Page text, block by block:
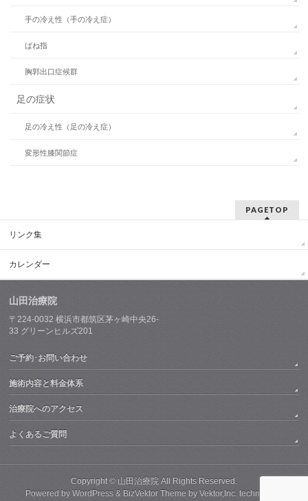
手の冷え性（手の冷え症）
ばね指
胸郭出口症候群
足の症状
足の冷え性（足の冷え症）
変形性膝関節症
PAGETOP
リンク集
カレンダー
山田治療院
〒224-0032 横浜市都筑区茅ヶ崎中央26-
33 グリーンヒルズ201
ご予約･お問い合わせ
施術内容と料金体系
治療院へのアクセス
よくあるご質問
Copyright © 山田治療院All Rights Reserved.
Powered byWordPress & BizVektor Theme byVektor,Inc. technology.